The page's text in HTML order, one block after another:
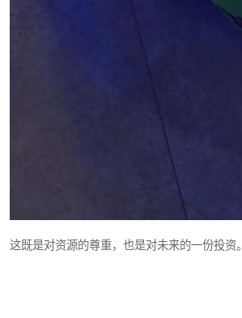
这既是对资源的尊重，也是对未来的一份投资。